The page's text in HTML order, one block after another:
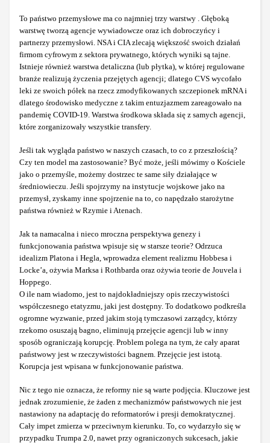
To państwo przemysłowe ma co najmniej trzy warstwy . Głęboką
warstwę tworzą agencje wywiadowcze oraz ich dobroczyńcy i
partnerzy przemysłowi. NSA i CIA zlecają większość swoich działań
firmom cyfrowym z sektora prywatnego, których wyniki są tajne.
Istnieje również warstwa detaliczna (lub płytka), w której regulowane
branże realizują życzenia przejętych agencji; dlatego CVS wycofało
leki ze swoich półek na rzecz zmodyfikowanych szczepionek mRNA i
dlatego środowisko medyczne z takim entuzjazmem zareagowało na
pandemię COVID-19. Warstwa środkowa składa się z samych agencji,
które zorganizowały wszystkie transfery.
Jeśli tak wygląda państwo w naszych czasach, to co z przeszłością?
Czy ten model ma zastosowanie? Być może, jeśli mówimy o Kościele
jako o przemyśle, możemy dostrzec te same siły działające w
średniowieczu. Jeśli spojrzymy na instytucje wojskowe jako na
przemysł, zyskamy inne spojrzenie na to, co napędzało starożytne
państwa również w Rzymie i Atenach.
Jak ta namacalna i nieco mroczna perspektywa genezy i
funkcjonowania państwa wpisuje się w starsze teorie? Odrzuca
idealizm Platona i Hegla, wprowadza element realizmu Hobbesa i
Locke’a, ożywia Marksa i Rothbarda oraz ożywia teorie de Jouvela i
Hoppego.
O ile nam wiadomo, jest to najdokładniejszy opis rzeczywistości
współczesnego etatyzmu, jaki jest dostępny. To dodatkowo podkreśla
ogromne wyzwanie, przed jakim stoją tymczasowi zarządcy, którzy
rzekomo osuszają bagno, eliminują przejęcie agencji lub w inny
sposób ograniczają korupcję. Problem polega na tym, że cały aparat
państwowy jest w rzeczywistości bagnem. Przejęcie jest istotą.
Korupcja jest wpisana w funkcjonowanie państwa.
Nic z tego nie oznacza, że reformy nie są warte podjęcia. Kluczowe jest
jednak zrozumienie, że żaden z mechanizmów państwowych nie jest
nastawiony na adaptację do reformatorów i presji demokratycznej.
Cały impet zmierza w przeciwnym kierunku. To, co wydarzyło się w
przypadku Trumpa 2.0, nawet przy ograniczonych sukcesach, jakie